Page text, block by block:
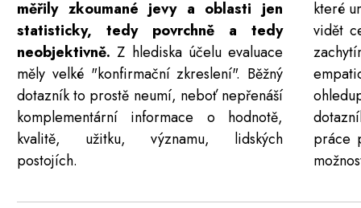
měřily zkoumané jevy a oblasti jen
statisticky, tedy povrchně a tedy
neobjektivně. Z hlediska účelu evaluace
měly velké "konfirmační zkreslení". Běžný
dotazník to prostě neumí, neboť nepřenáší
komplementární informace o hodnotě,
kvalitě, užitku, významu, lidských
postojích.
které
vidět
práce